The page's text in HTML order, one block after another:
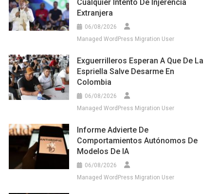
Cualquier Intento De Injerencia
Extranjera
06/08/2026
Managed WordPress Migration User
Exguerrilleros Esperan A Que De La
Espriella Salve Desarme En
Colombia
06/08/2026
Managed WordPress Migration User
Informe Advierte De
Comportamientos Autónomos De
Modelos De IA
06/08/2026
Managed WordPress Migration User